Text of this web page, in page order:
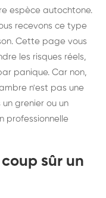
espèce autochtone.
recevons ce type
Cette page vous
les risques réels,
panique. Car non,
n'est pas une
grenier ou un
professionnelle
sûr un